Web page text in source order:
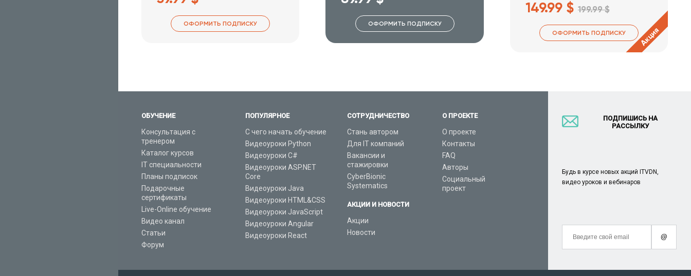
ОФОРМИТЬ ПОДПИСКУ ОФОРМИТЬ ПОДПИСКУ
149.99 $ 199.99 $
ОФОРМИТЬ ПОДПИСКУ Акция
ОБУЧЕНИЕ
Консультация с
тренером
Каталог курсов
IT специальности
Планы подписок
Подарочные
сертификаты
Live-Online обучение
Видео канал
Статьи
Форум
ПОПУЛЯРНОЕ
С чего начать обучение
Видеоуроки Python
Видеоуроки C#
Видеоуроки ASP.NET
Core
Видеоуроки Java
Видеоуроки HTML&CSS
Видеоуроки JavaScript
Видеоуроки Angular
Видеоуроки React
СОТРУДНИЧЕСТВО
Стань автором
Для IT компаний
Вакансии и
стажировки
CyberBionic
Systematics
АКЦИИ И НОВОСТИ
Акции
Новости
О ПРОЕКТЕ
О проекте
Контакты
FAQ
Авторы
Социальный
проект
ПОДПИШИСЬ НА
РАССЫЛКУ
Будь в курсе новых акций ITVDN,
видео уроков и вебинаров
@